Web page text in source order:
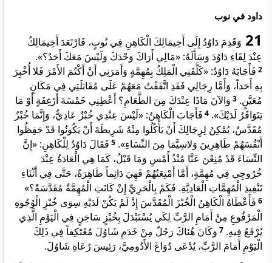
داود في نوب
21 وَقَدِمَ دَاوُدُ إِلَى أَخِيمَالِكَ الْكَاهِنِ فِي نُوبٍ، فَارْتَعَدَ أَخِيمَالِكُ
عِنْدَ لِقَاءِ دَاوُدَ وَسَأَلَهُ: «مَالِي أَرَاكَ وَحْدَكَ وَلَيْسَ مَعَكَ أَحَدٌ؟».
2 فَأَجَابَهُ دَاوُدُ: «كَلَّفَنِي الْمَلِكُ بِمُهِمَّةٍ وَأَمَرَنِي أَنْ أَكْتُمَ الأَمْرَ فَلا أُخْبِرَ
بِهِ أَحَداً، وَأَمَّا رِجَالِي فَقَدِ اتَّفَقْتُ مَعَهُمْ عَلَى مُقَابَلَتِي فِي مَكَانٍ
مُعَيَّنٍ. 3 وَالآنَ مَاذَا عِنْدَكَ مِنَ الطَّعَامِ؟ أَعْطِنِي خَمْسَةَ أَرْغِفَةٍ أَوْ مَا
يَتَوَافَرُ لَدَيْكَ». 4 فَأَجَابَ الْكَاهِنُ: «لَيْسَ عِنْدِي خُبْزٌ عَادِيٌّ، وَإِنَّمَا خُبْزٌ
مُقَدَّسٌ، يُمْكِنُ لِرِجَالِكَ أَنْ يَأْكُلُوا مِنْهُ شَرِيطَةَ أَنْ يَكُونُوا قَدْ حَفِظُوا
أَنْفُسَهُمْ طَاهِرِينَ وَلاسِيَّمَا مِنَ النِّسَاءِ». 5 فَقَالَ دَاوُدُ لِلْكَاهِنِ: «إِنَّ
النِّسَاءَ قَدْ مُنِعْنَ عَنَّا مُنْذُ أَمْسِ وَمَا قَبْلُ، كَمَا هِي الْعَادَةُ عِنْدَ
خُرُوجِي فِي مُهِمَّةٍ، أَمَّا أَمْتِعَتُهُمْ فَهِيَ دَائِماً طَاهِرَةٌ، حَتَّى فِي أَثْنَاءِ
تَنْفِيذِ الْمُهِمَّاتِ الْعَادِيَّةِ. فَكَمْ بِالْحَرِيِّ إِنْ كَانَتِ الْمُهِمَّةُ مُقَدَّسَةً؟»
6 فَأَعْطَاهُ الْكَاهِنُ الْخُبْزَ الْمُقَدَّسَ إِذْ لَمْ يَكُنْ لَدَيْهِ سِوَى خُبْزِ الْوُجُوهِ
الْمَرْفُوعِ مِنْ أَمَامِ الرَّبِّ لِكَي يُسْتَبْدَلَ بِخُبْزٍ سَاخِنٍ فِي الْيَوْمِ الَّذِي
يُرْفَعُ فِيهِ. 7 وَكَانَ هُنَاكَ رَجُلٌ مِنْ خَدَمِ شَاوُلَ مُعْتَكِفاً فِي ذَلِكَ
الْيَوْمِ أَمَامَ الرَّبِّ، يُدْعَى دُوَاغَ الأَدُومِيَّ، رَئِيسَ رُعَاةِ شَاوُلَ.